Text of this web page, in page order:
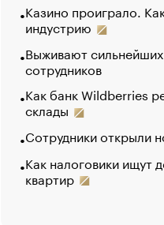
Казино проиграло.
индустрию
Выживают
сотрудников
Как банк Wildberries
склады
Сотрудники открыли
Как налоговики ищут
квартир